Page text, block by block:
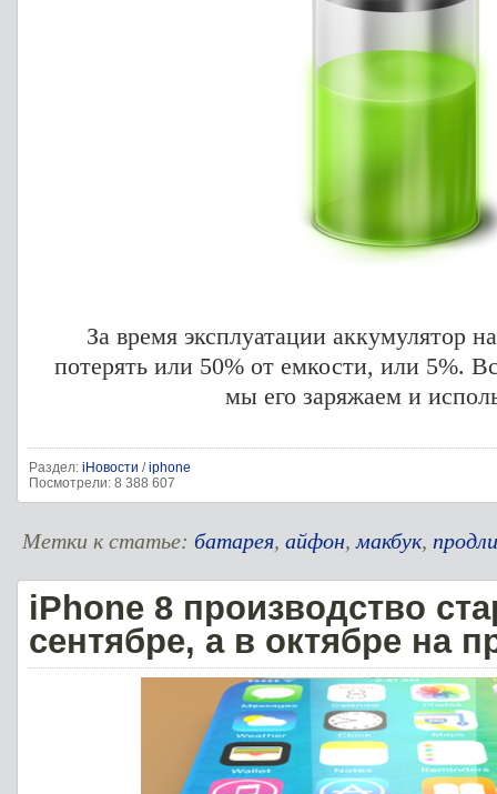
За время эксплуатации аккумулятор
потерять или 50% от емкости, или 5%.
мы его заряжаем и
Раздел: iНовости /iphone
Посмотрели: 8 388 607
Метки к статье: батарея, айфон,макбук,
iPhone 8 производство
сентябре, а в октябре на